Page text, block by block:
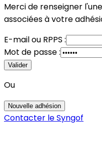
Merci de renseigner
associées à votre
E-mailou RPPS :
Mot de passe :
Valider
Ou
Nouvelle adhésion
Contacter le Syngof